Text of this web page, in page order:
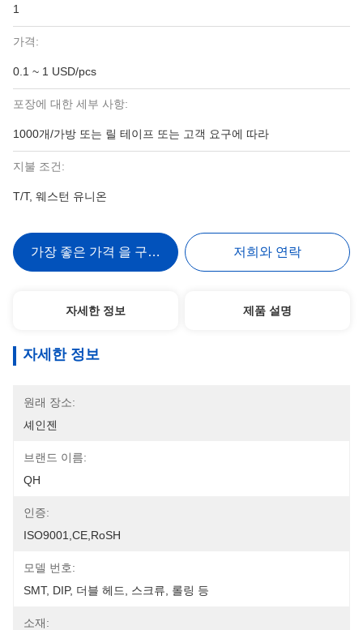
1
가격:
0.1 ~ 1 USD/pcs
포장에 대한 세부 사항:
1000개/가방 또는 릴 테이프 또는 고객 요구에 따라
지불 조건:
T/T, 웨스턴 유니온
가장 좋은 가격 을 구하라 저희와 연락
자세한 정보 제품 설명
자세한 정보
원래 장소:
셰인젠
브랜드 이름:
QH
인증:
ISO9001,CE,RoSH
모델 번호:
SMT, DIP, 더블 헤드, 스크류, 롤링 등
소재: